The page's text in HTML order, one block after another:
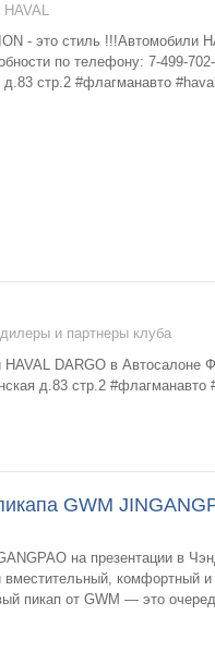
HAVAL
- это стиль !!!Автомобили
по телефону: 7-499-
д.83 стр.2 #флагманавто
и партнеры клуба
HAVAL DARGO в
д.83 стр.2 #флагманавто
GWM
на презентации в
комфортный и
пикап от GWM — это